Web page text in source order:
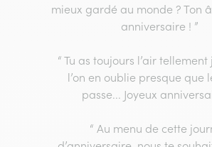
mieux gardé au monde ? Ton
anniversaire ! ”
“ Tu as toujours l’air
l’on en oublie presque que
passe... Joyeux
“ Au menu de cette